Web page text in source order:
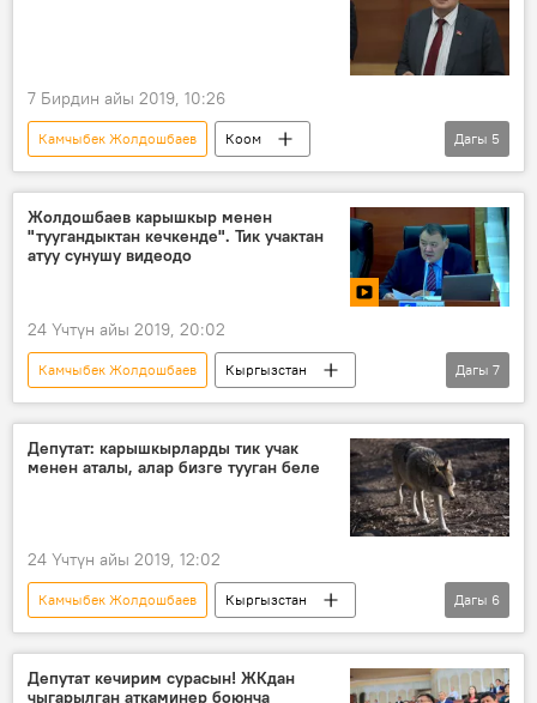
7 Бирдин айы 2019, 10:26
Камчыбек Жолдошбаев
Коом
Кыргызстан
Жаңылыктар
Жогорку Кеңеш
мергенчилик
Дагы 5
Жолдошбаев карышкыр менен
"туугандыктан кечкенде". Тик учактан
атуу сунушу видеодо
24 Үчтүн айы 2019, 20:02
Камчыбек Жолдошбаев
Кыргызстан
Мультимедиа
Коом
Видео
карышкыр
тик учак
Дагы 7
Депутат: карышкырларды тик учак
менен аталы, алар бизге тууган беле
24 Үчтүн айы 2019, 12:02
Камчыбек Жолдошбаев
Кыргызстан
Коом
Жаңылыктар
Нарын облусу
карышкыр
ок атуу
Дагы 6
Депутат кечирим сурасын! ЖКдан
чыгарылган аткаминер боюнча